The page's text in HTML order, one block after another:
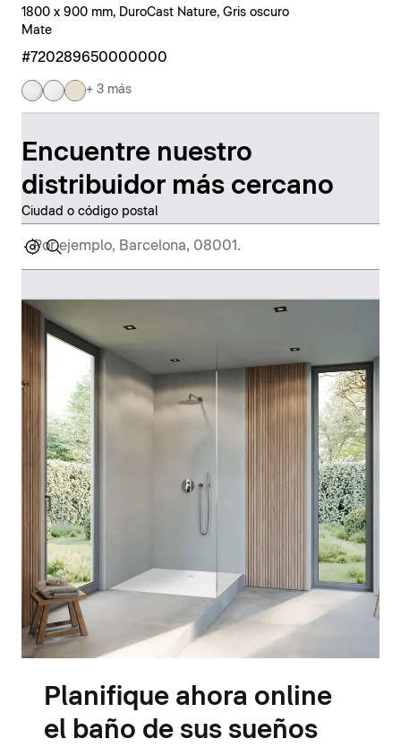
1800 x 900 mm, DuroCast Nature, Gris oscuro
Mate
#720289650000000
+ 3 más
Encuentre nuestro
distribuidor más cercano
Ciudad o código postal
Planifique ahora online
el baño de sus sueños